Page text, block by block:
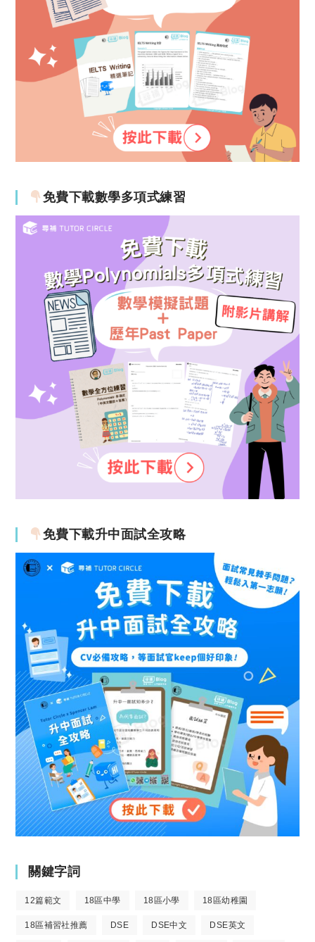
免費下載數學多項式練習
免費下載升中面試全攻略
關鍵字詞
12篇範文 18區中學 18區小學 18區幼稚園
18區補習社推薦 DSE DSE中文 DSE英文